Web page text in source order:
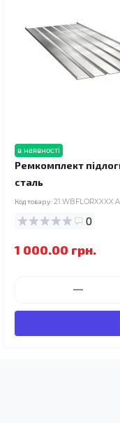
в наявності
Ремкомплект
сталь
Код товару:
0
1 000.00 грн.